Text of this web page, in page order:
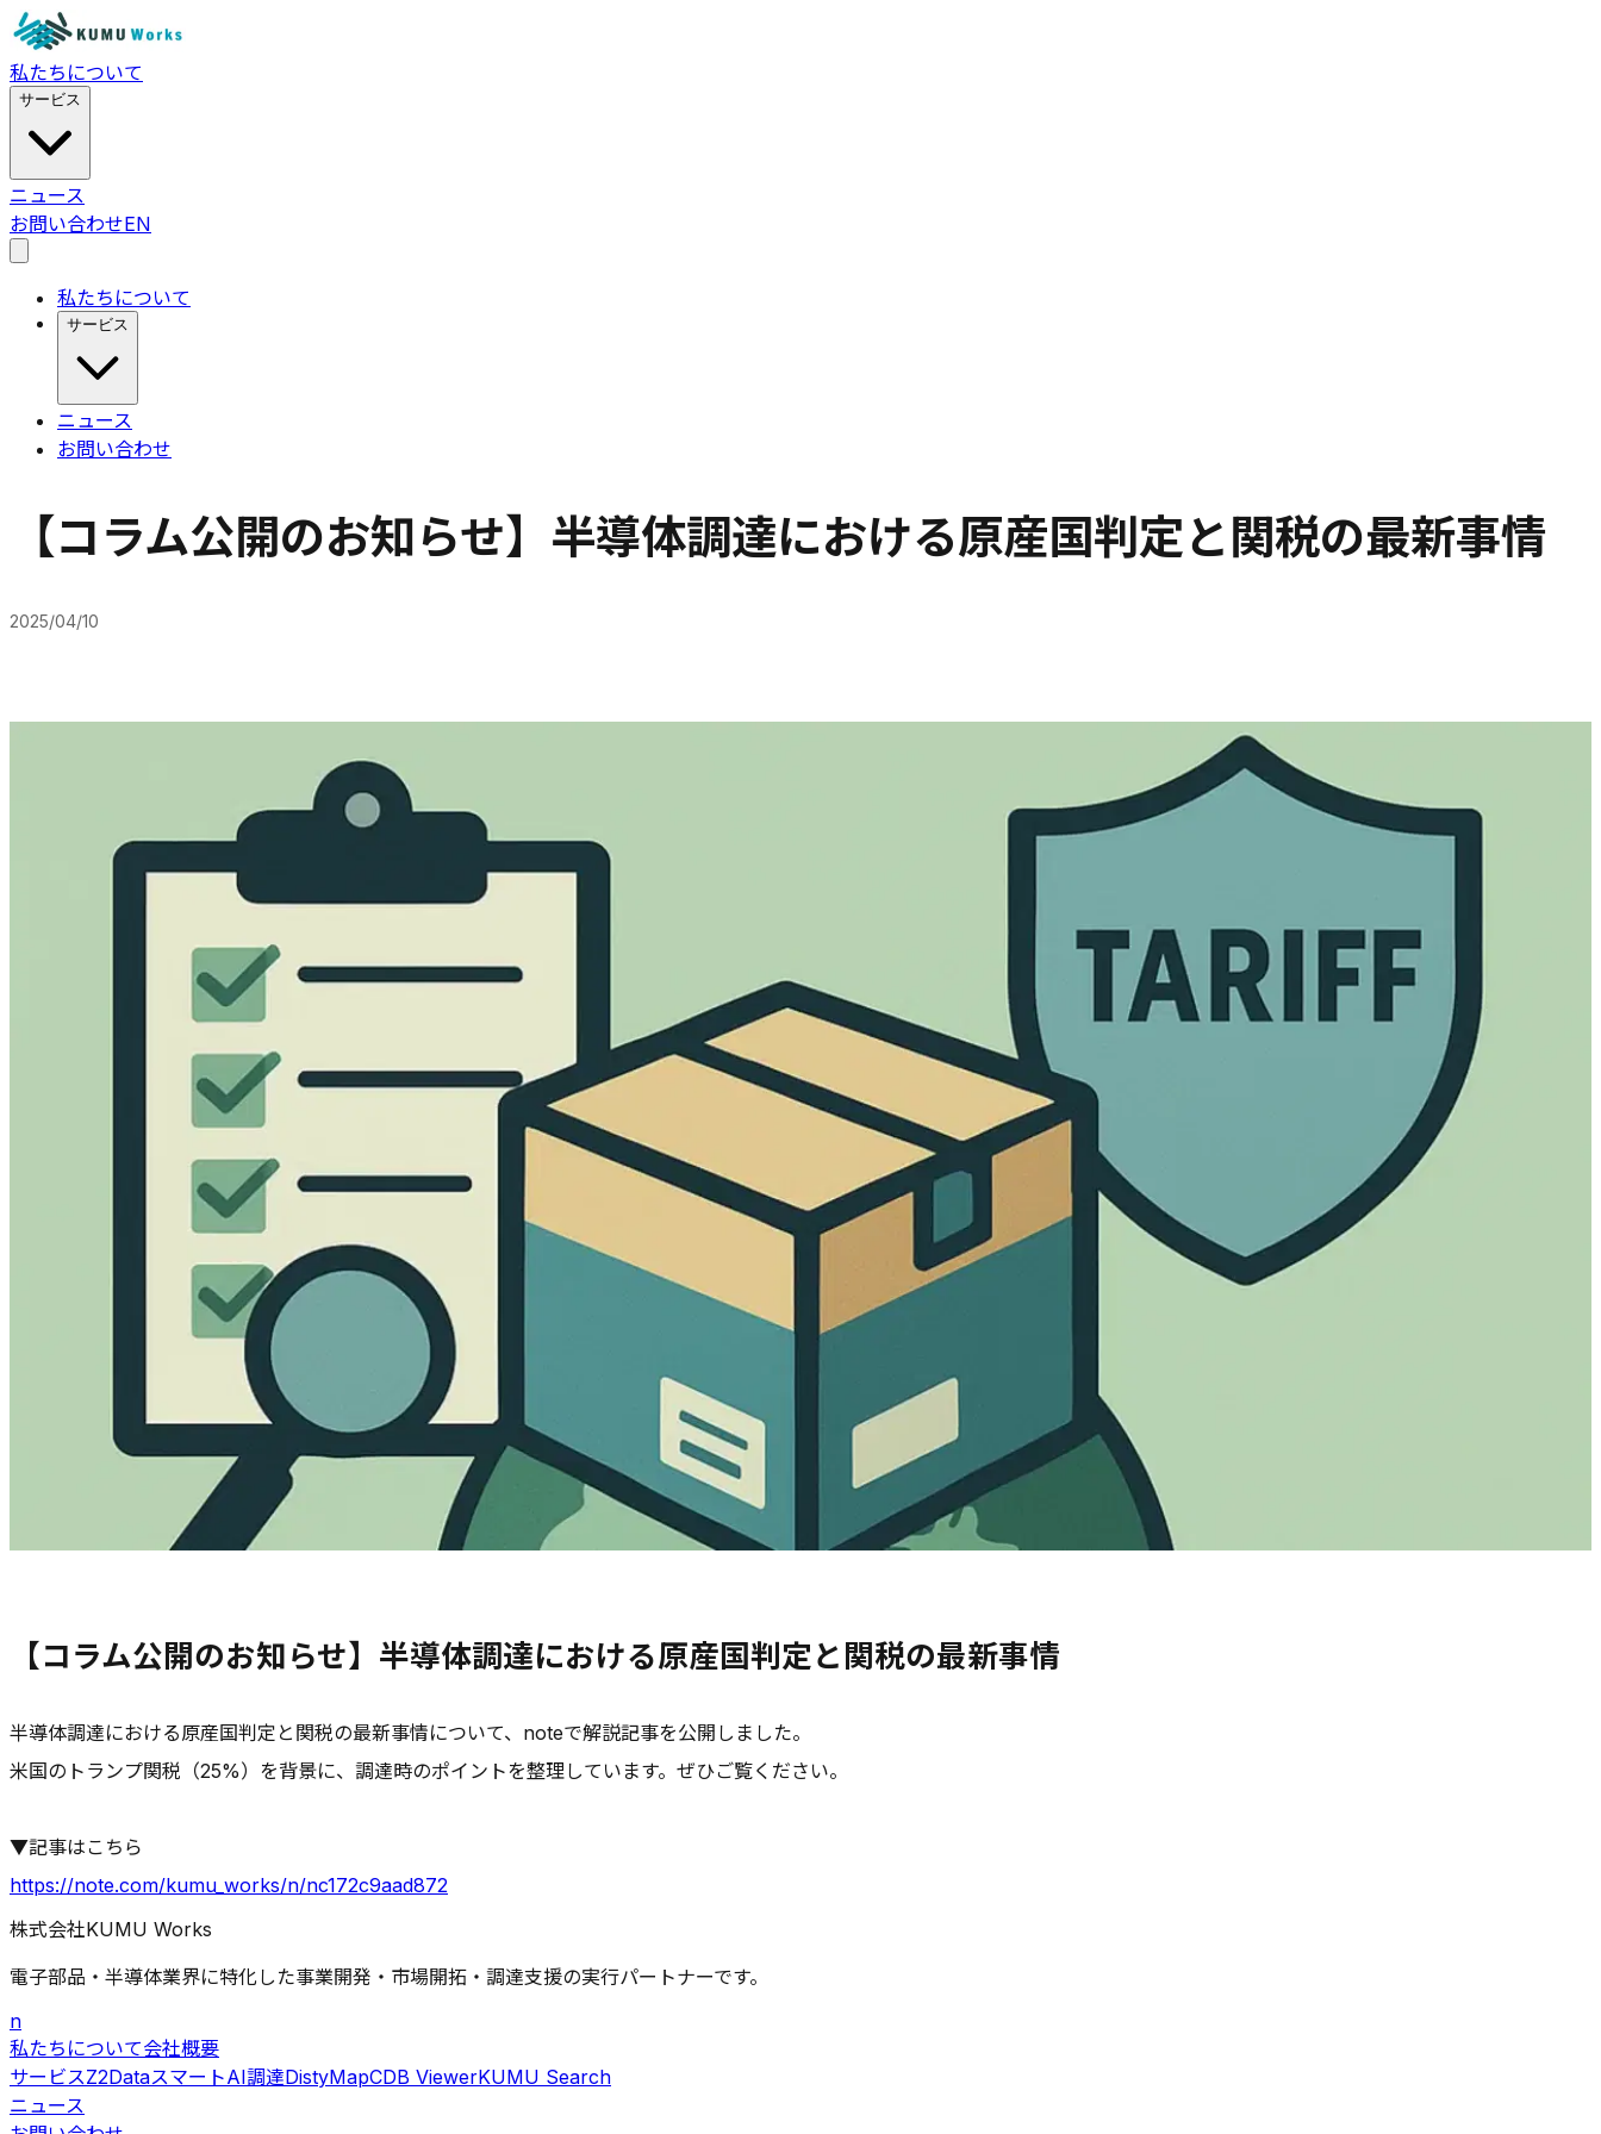
私たちについて
サービス
ニュース
お問い合わせEN
私たちについて
サービス
ニュース
お問い合わせ
【コラム公開のお知らせ】半導体調達における原産国判定と関税の最新事情
2025/04/10
【コラム公開のお知らせ】半導体調達における原産国判定と関税の最新事情
半導体調達における原産国判定と関税の最新事情について、noteで解説記事を公開しました。
米国のトランプ関税（25%）を背景に、調達時のポイントを整理しています。ぜひご覧ください。
▼記事はこちら
https://note.com/kumu_works/n/nc172c9aad872
株式会社KUMU Works
電子部品・半導体業界に特化した事業開発・市場開拓・調達支援の実行パートナーです。
n
私たちについて会社概要
サービスZ2DataスマートAI調達DistyMapCDB ViewerKUMU Search
ニュース